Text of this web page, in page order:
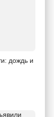
дождь и